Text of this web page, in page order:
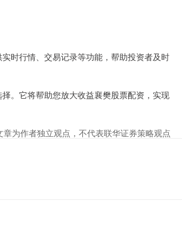
时行情、交易记录等功能，帮助投资者及时
。它将帮助您放大收益襄樊股票配资，实现
章为作者独立观点，不代表联华证券策略观点